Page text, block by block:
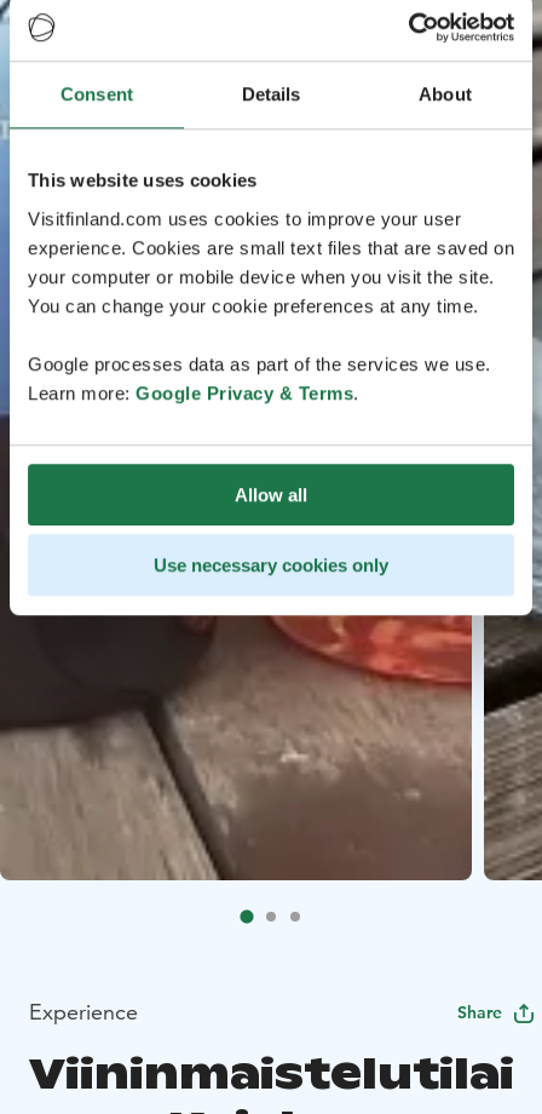
Consent Details About
This website uses cookies
Visitfinland.com uses cookies to improve your user
experience. Cookies are small text files that are saved on
your computer or mobile device when you visit the site.
You can change your cookie preferences at any time.
Google processes data as part of the services we use.
Learn more: Google Privacy & Terms.
Allow all
Use necessary cookies only
Experience Share
Viininmaistelutilai